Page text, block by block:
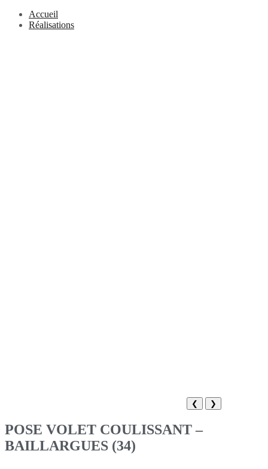
Accueil
Réalisations
❮ ❯
POSE VOLET COULISSANT –
BAILLARGUES (34)